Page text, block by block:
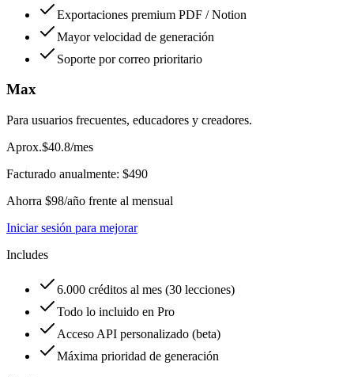
Exportaciones premium PDF / Notion
Mayor velocidad de generación
Soporte por correo prioritario
Max
Para usuarios frecuentes, educadores y creadores.
Aprox.$40.8/mes
Facturado anualmente: $490
Ahorra $98/año frente al mensual
Iniciar sesión para mejorar
Includes
6.000 créditos al mes (30 lecciones)
Todo lo incluido en Pro
Acceso API personalizado (beta)
Máxima prioridad de generación